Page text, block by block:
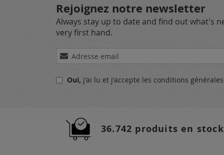
Rejoignez notre newsletter
Always stay up to date and find out what's
very first hand.
Inscription
à
lettreOui, j'ai lu et j'accepte les conditions générales
36.742 produits en stock